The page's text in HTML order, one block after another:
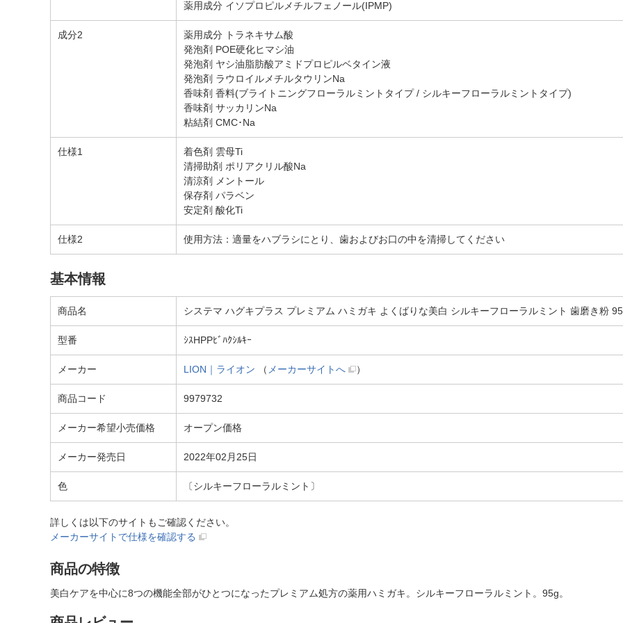
薬用成分 イソプロピルメチルフェノール(IPMP)
成分2
薬用成分 トラネキサム酸
発泡剤 POE硬化ヒマシ油
発泡剤 ヤシ油脂肪酸アミドプロピルベタイン液
発泡剤 ラウロイルメチルタウリンNa
香味剤 香料(ブライトニングフローラルミントタイプ / シルキーフローラルミントタイプ)
香味剤 サッカリンNa
粘結剤 CMC･Na
仕様1
着色剤 雲母Ti
清掃助剤 ポリアクリル酸Na
清涼剤 メントール
保存剤 パラベン
安定剤 酸化Ti
仕様2 使用方法：適量をハブラシにとり、歯およびお口の中を清掃してください
基本情報
商品名 システマ ハグキプラス プレミアム ハミガキ よくばりな美白 シルキーフローラルミント 歯磨き粉
型番 ｼｽHPPﾋﾞﾊｸｼﾙｷｰ
メーカー LION｜ライオン （ メーカーサイトへ ）
商品コード 9979732
メーカー希望小売価格 オープン価格
メーカー発売日 2022年02月25日
色 〔シルキーフローラルミント〕
詳しくは以下のサイトもご確認ください。
メーカーサイトで仕様を確認する
商品の特徴
美白ケアを中心に8つの機能全部がひとつになったプレミアム処方の薬用ハミガキ。シルキーフローラルミント。95g。